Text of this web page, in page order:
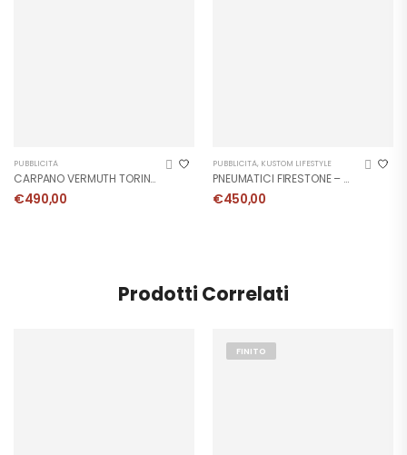
PUBBLICITÀ
CARPANO VERMUTH TORINO – Manifesto 1972
€490,00
PUBBLICITÀ, KUSTOM LIFESTYLE
PNEUMATICI FIRESTONE – Manifesto
€450,00
Prodotti Correlati
FINITO